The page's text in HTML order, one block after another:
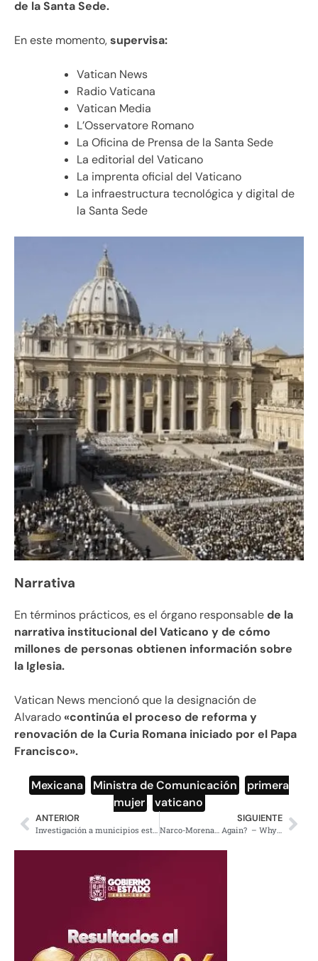
de la Santa Sede.
En este momento,supervisa:
Vatican News
Radio Vaticana
Vatican Media
L’Osservatore Romano
La Oficina de Prensa de la Santa Sede
La editorial del Vaticano
La imprenta oficial del Vaticano
La infraestructura tecnológica y digital de
la Santa Sede
Narrativa
En términos prácticos, es el órgano responsablede la
narrativa institucional del Vaticano y de cómo
millones de personas obtienen información sobre
la Iglesia.
Vatican News mencionó que la designación de
Alvarado«continúa el proceso de reforma y
renovación de la Curia Romana iniciado por el Papa
Francisco».
Mexicana Ministra de Comunicación
primera
mujer
vaticano
ANTERIOR
Investigación a municipios está a cargo de la FGR: Sheinbaum
SIGUIENTE
Narco-Morena… Again? – Why the right’s Narco Narrative keeps failing — Soberanía, the Mexican Politics podcast, Episode 108